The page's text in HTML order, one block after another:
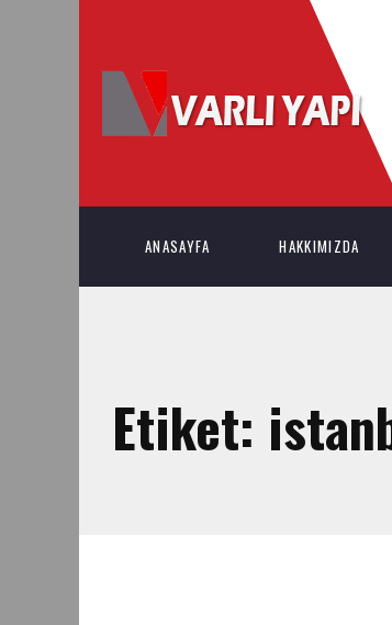
ANASAYFA HAKKIMIZDA
Etiket: